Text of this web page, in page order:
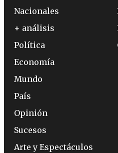
Nacionales
+ análisis
Política
Economía
Mundo
País
Opinión
Sucesos
Arte y Espectáculos